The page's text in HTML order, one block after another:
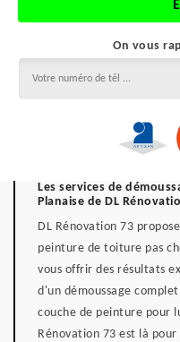
On vous
Les services de
Planaise de DL
DL Rénovation 73
peinture de toiture pas
vous offrir des résultats
d'un démoussage
couche de peinture pour
Rénovation 73 est là